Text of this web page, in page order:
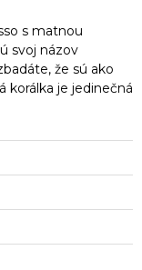
s matnou
svoj názov
že sú ako
korálka je jedinečná